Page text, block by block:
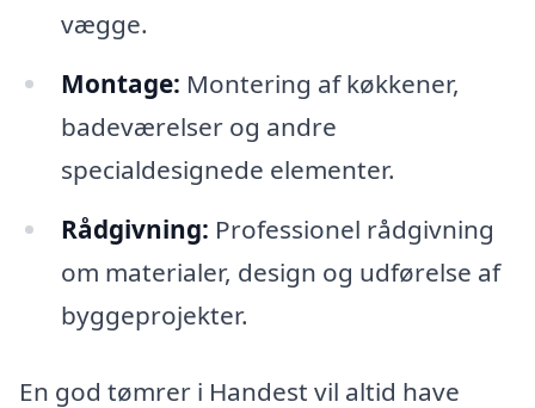
vægge.
Montage: Montering af køkkener,
badeværelser og andre
specialdesignede elementer.
Rådgivning: Professionel rådgivning
om materialer, design og udførelse af
byggeprojekter.
En god tømrer i Handest vil altid have